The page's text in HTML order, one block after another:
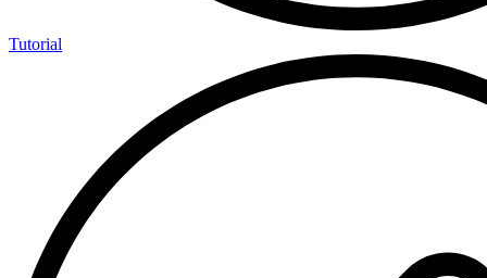
Tutorial